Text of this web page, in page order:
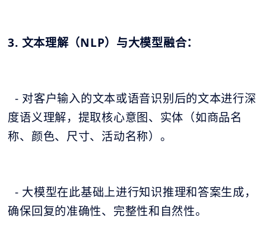
3. 文本理解（NLP）与大模型融合：
- 对客户输入的文本或语音识别后的文本进行深
度语义理解，提取核心意图、实体（如商品名
称、颜色、尺寸、活动名称）。
- 大模型在此基础上进行知识推理和答案生成，
确保回复的准确性、完整性和自然性。